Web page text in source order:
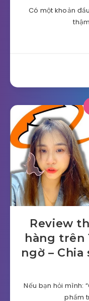
Có một khoản
Review
hàng trên
ngờ –
Nếu bạn hỏi mình:
phẩm